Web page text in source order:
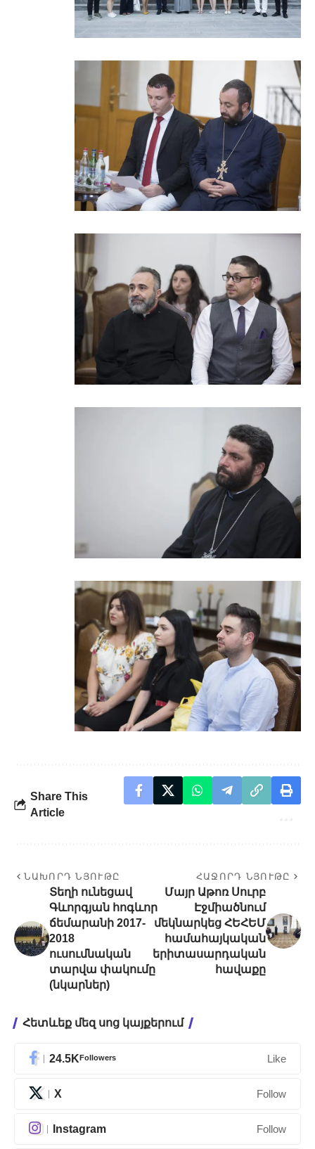
Share This
Article
ՆԱԽՈՐԴ ՆՅՈՒԹԸ
Տեղի ունեցավ
Գևորգյան հոգևոր
ճեմարանի 2017-
2018
ուսումնական
տարվա փակումը
(նկարներ)
ՀԱՋՈՐԴ ՆՅՈՒԹԸ
Մայր Աթոռ Սուրբ
Էջմիածնում
մեկնարկեց ՀԵՀԵՄ
համահայկական
երիտասարդական
հավաքը
Հետևեք մեզ սոց կայքերում
24.5KFollowers Like
X Follow
Instagram Follow